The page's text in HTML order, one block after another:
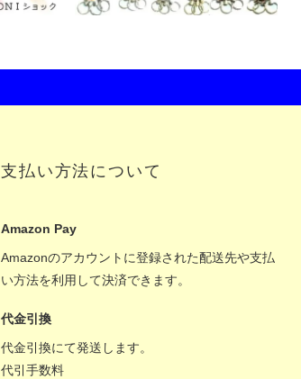
支払い方法について
Amazon Pay
Amazonのアカウントに登録された配送先や支払
い方法を利用して決済できます。
代金引換
代金引換にて発送します。
代引手数料